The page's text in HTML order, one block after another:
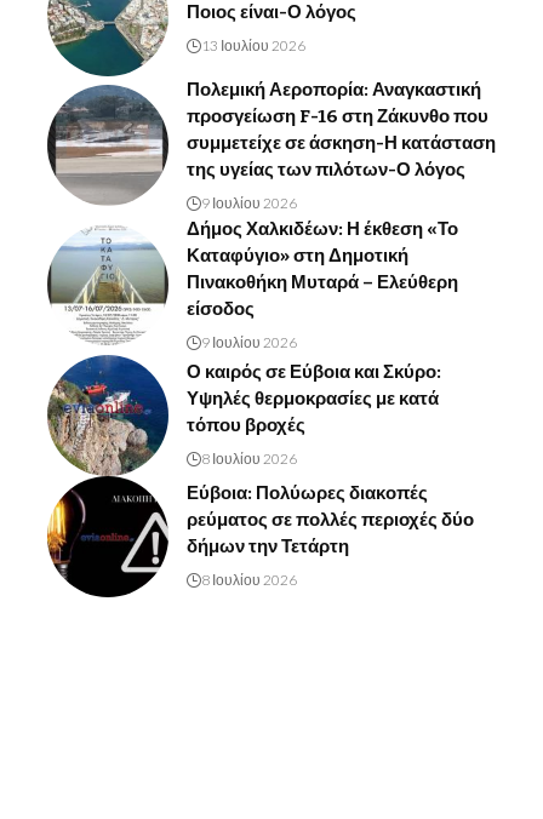
Ποιος είναι-Ο λόγος
13 Ιουλίου 2026
Πολεμική Αεροπορία: Αναγκαστική
προσγείωση F-16 στη Ζάκυνθο που
συμμετείχε σε άσκηση-Η κατάσταση
της υγείας των πιλότων-Ο λόγος
9 Ιουλίου 2026
Δήμος Χαλκιδέων: Η έκθεση «Το
Καταφύγιο» στη Δημοτική
Πινακοθήκη Μυταρά – Ελεύθερη
είσοδος
9 Ιουλίου 2026
Ο καιρός σε Εύβοια και Σκύρο:
Υψηλές θερμοκρασίες με κατά
τόπου βροχές
8 Ιουλίου 2026
Εύβοια: Πολύωρες διακοπές
ρεύματος σε πολλές περιοχές δύο
δήμων την Τετάρτη
8 Ιουλίου 2026